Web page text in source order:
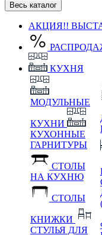
Весь каталог
АКЦИЯ!!
КУХНЯ
МОДУЛЬНЫЕ
КУХНИ
КУХОННЫЕ
ГАРНИТУРЫ
СТОЛЫ
НА КУХНЮ
СТОЛЫ
КНИЖКИ
СТУЛЬЯ ДЛЯ